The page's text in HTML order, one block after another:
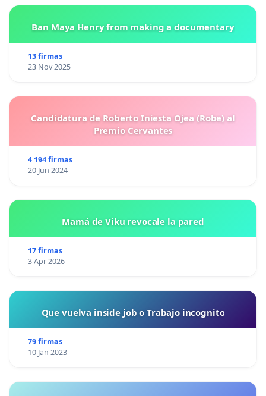
Ban Maya Henry from making a documentary
13 firmas
23 Nov 2025
Candidatura de Roberto Iniesta Ojea (Robe) al
Premio Cervantes
4 194 firmas
20 Jun 2024
Mamá de Viku revocale la pared
17 firmas
3 Apr 2026
Que vuelva inside job o Trabajo incognito
79 firmas
10 Jan 2023